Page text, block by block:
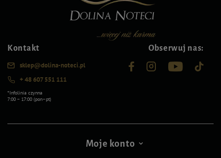
Kontakt
sklep@dolina-noteci.pl
+ 48 607 551 111
*Infolinia czynna
7:00 – 17:00 (pon–pt)
Obserwuj nas:
Moje konto